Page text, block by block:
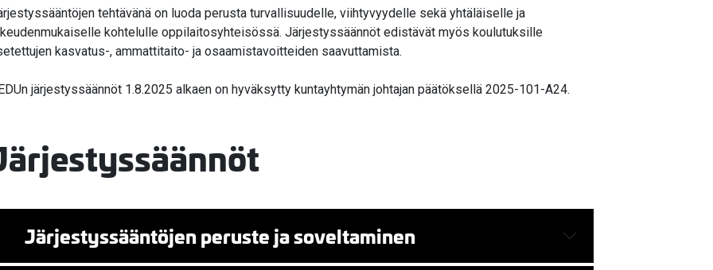
tehtävänä on luoda perusta turvallisuudelle, viihtyvyydelle sekä yhtäläiselle ja
kohtelulle oppilaitosyhteisössä. Järjestyssäännöt edistävät myös koulutuksille
kasvatus-, ammattitaito- ja osaamistavoitteiden saavuttamista.
järjestyssäännöt 1.8.2025 alkaen on hyväksytty kuntayhtymän johtajan päätöksellä 2025-101-A24.
Järjestyssääntöjen peruste ja soveltaminen